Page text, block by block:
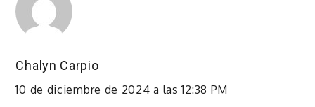
Chalyn Carpio
10 de diciembre de 2024 a las 12:38 PM